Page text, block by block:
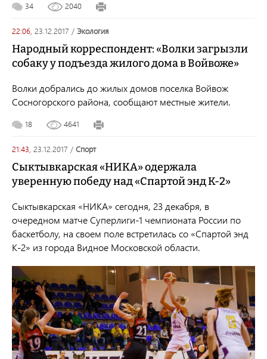
34 2040
22:06, 23.12.2017 / экология
Народный корреспондент: «Волки загрызли
собаку у подъезда жилого дома в Войвоже»
Волки добрались до жилых домов поселка Войвож
Сосногорского района, сообщают местные жители.
18 4641
21:43, 23.12.2017 / спорт
Сыктывкарская «НИКА» одержала
уверенную победу над «Спартой энд К-2»
Сыктывкарская «НИКА» сегодня, 23 декабря, в
очередном матче Суперлиги-1 чемпионата России по
баскетболу, на своем поле встретилась со «Спартой энд
К-2» из города Видное Московской области.